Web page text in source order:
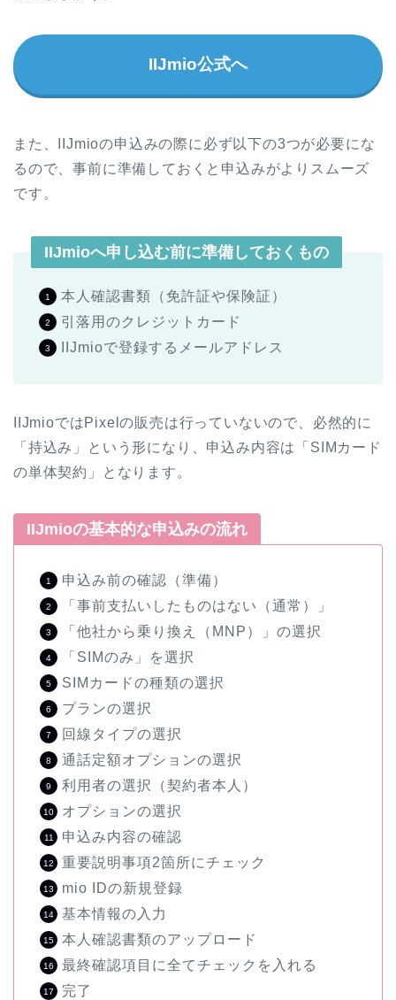
IIJmio公式へ
また、IIJmioの申込みの際に必ず以下の3つが必要にな
るので、事前に準備しておくと申込みがよりスムーズ
です。
IIJmioへ申し込む前に準備しておくもの
本人確認書類（免許証や保険証）
引落用のクレジットカード
IIJmioで登録するメールアドレス
IIJmioではPixelの販売は行っていないので、必然的に
「持込み」という形になり、申込み内容は「SIMカード
の単体契約」となります。
IIJmioの基本的な申込みの流れ
申込み前の確認（準備）
「事前支払いしたものはない（通常）」
「他社から乗り換え（MNP）」の選択
「SIMのみ」を選択
SIMカードの種類の選択
プランの選択
回線タイプの選択
通話定額オプションの選択
利用者の選択（契約者本人）
オプションの選択
申込み内容の確認
重要説明事項2箇所にチェック
mio IDの新規登録
基本情報の入力
本人確認書類のアップロード
最終確認項目に全てチェックを入れる
完了